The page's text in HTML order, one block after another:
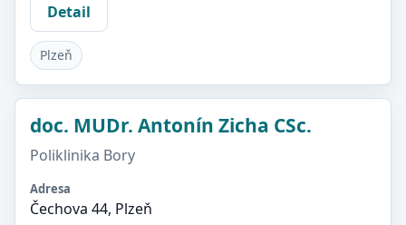
Detail
Plzeň
doc. MUDr. Antonín Zicha CSc.
Poliklinika Bory
Adresa
Čechova 44, Plzeň